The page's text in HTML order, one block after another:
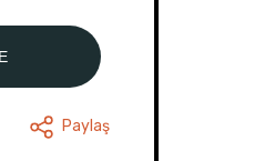
Paylaş